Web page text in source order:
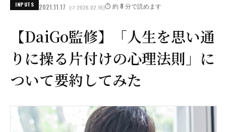
INPUTS 2021.11.17 (↺ 2026.02.16)⏱️ 約 8 分で読めます
【DaiGo監修】「人生を思い通
りに操る片付けの心理法則」に
ついて要約してみた